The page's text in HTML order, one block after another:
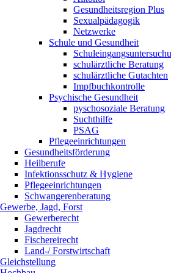
Gesundheitsregion Plus
Sexualpädagogik
Netzwerke
Schule und Gesundheit
schulärztliche Beratung
schulärztliche Gutachten
Impfbuchkontrolle
Psychische Gesundheit
pyschosoziale Beratung
Suchthilfe
PSAG
Pflegeeinrichtungen
Gesundheitsförderung
Heilberufe
Infektionsschutz & Hygiene
Pflegeeinrichtungen
Schwangerenberatung
Gewerbe, Jagd, Forst
Gewerberecht
Jagdrecht
Fischereirecht
Land-/ Forstwirtschaft
Gleichstellung